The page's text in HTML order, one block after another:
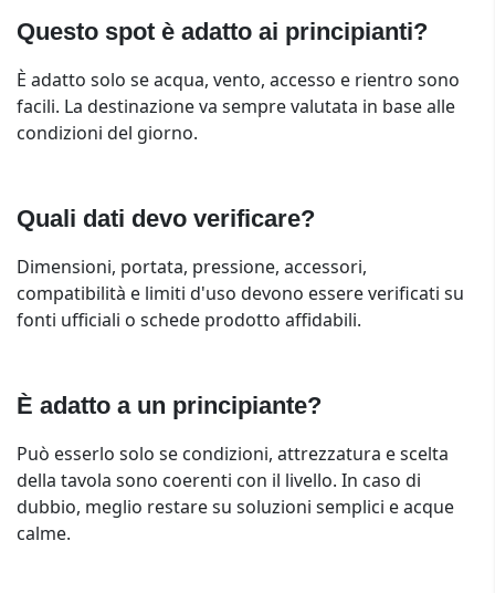
Questo spot è adatto ai principianti?
È adatto solo se acqua, vento, accesso e rientro sono
facili. La destinazione va sempre valutata in base alle
condizioni del giorno.
Quali dati devo verificare?
Dimensioni, portata, pressione, accessori,
compatibilità e limiti d'uso devono essere verificati su
fonti ufficiali o schede prodotto affidabili.
È adatto a un principiante?
Può esserlo solo se condizioni, attrezzatura e scelta
della tavola sono coerenti con il livello. In caso di
dubbio, meglio restare su soluzioni semplici e acque
calme.